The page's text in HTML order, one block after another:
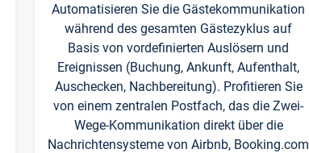
Automatisieren Sie die Gästekommunikation
während des gesamten Gästezyklus auf
Basis von vordefinierten Auslösern und
Ereignissen (Buchung, Ankunft, Aufenthalt,
Auschecken, Nachbereitung). Profitieren Sie
von einem zentralen Postfach, das die Zwei-
Wege-Kommunikation direkt über die
Nachrichtensysteme von Airbnb, Booking.com